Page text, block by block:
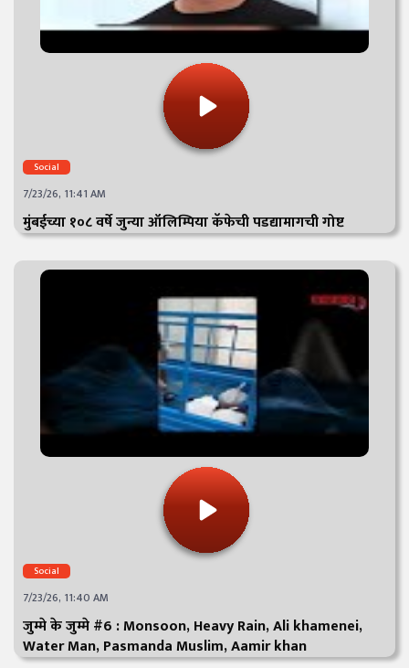
Social
7/23/26, 11:41 AM
मुंबईच्या १०८ वर्षे जुन्या ऑलिम्पिया कॅफेची पडद्यामागची गोष्ट
Social
7/23/26, 11:40 AM
जुम्मे के जुम्मे #6 : Monsoon, Heavy Rain, Ali khamenei,
Water Man, Pasmanda Muslim, Aamir khan